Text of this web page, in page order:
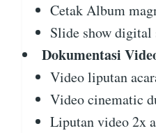
Cetak Album
Slide show digital
Dokumentasi
Video liputan
Video cinematic
Liputan video 2x